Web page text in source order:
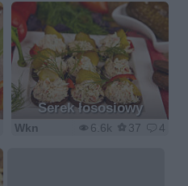
Serek łososiowy
6.6k 37 4
Wkn